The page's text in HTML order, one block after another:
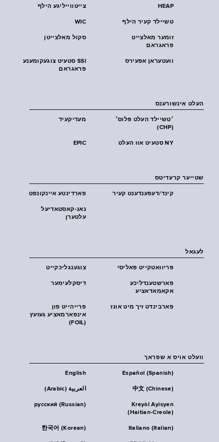
צייטווייליגע הילף HEAP
WIC טשיילד קעיר הילף
סקול מאלצייטן
זומער מאלצייט
פראגראם
SSI סטעיט צוגעקומענע
פראגראם
וועטעראן אפעירס
העלט אינשורענס
מעדיקעיד
׳טשיילד העלט פּלוס׳
(CHP)
EPIC NY סטעיט אוו העלט
שטייער קרעדיטס
פארדינטע איינקונפט קינד/דעפענדענט קעיר
נאנ-קאסטאדיעל
עלטערן
לעגאל
צוגענגליכקייט פּריוואטקייט פּאליסי
דיסקלעימער
פארשטענדליכע
אקאמאדאציע
פרייהייט פון
אינפארמאציע געזעץ
(FOIL)
פארבינדט זיך מיט אונז
וועלט אויס א שפראך
English Español (Spanish)
العربية (Arabic) 中文 (Chinese)
русский (Russian)
Kreyòl Ayisyen
(Haitian-Creole)
한국어 (Korean) Italiano (Italian)